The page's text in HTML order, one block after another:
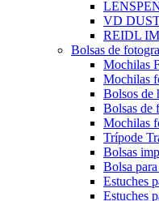
VD
REIDL
Bolsas de
Mochilas
Mochilas
Bolsos de
Bolsas de
Mochilas
Trípode
Bolsas
Bolsa
Estuches
Estuches